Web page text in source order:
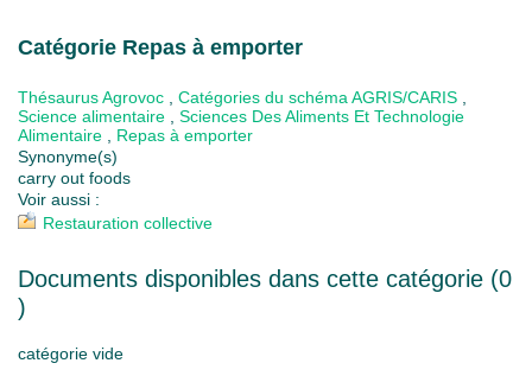
Catégorie Repas à emporter
Thésaurus Agrovoc Catégories du schéma AGRIS/CARIS
Science alimentaire
Sciences Des Aliments Et Technologie
Alimentaire
Repas à emporter
Synonyme(s)
carry out foods
Voir aussi :
Restauration collective
Documents disponibles dans cette catégorie (0
)
catégorie vide